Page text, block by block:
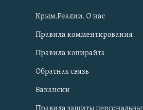
Крым.Реалии. О нас
Правила комментирования
Правила копирайта
Обратная связь
Вакансии